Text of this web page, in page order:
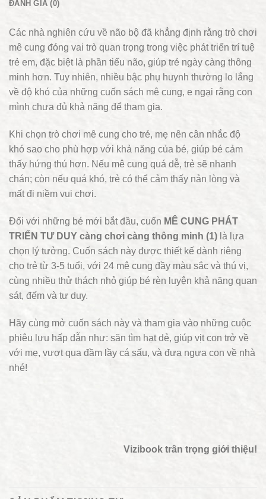
ĐÁNH GIÁ (0)
Các nhà nghiên cứu về não bộ đã khẳng định rằng trò chơi
mê cung đóng vai trò quan trọng trong việc phát triển trí tuệ
trẻ em, đặc biệt là phần tiểu não, giúp trẻ ngày càng thông
minh hơn. Tuy nhiên, nhiều bậc phụ huynh thường lo lắng
về độ khó của những cuốn sách mê cung, e ngại rằng con
mình chưa đủ khả năng để tham gia.
Khi chọn trò chơi mê cung cho trẻ, mẹ nên cân nhắc độ
khó sao cho phù hợp với khả năng của bé, giúp bé cảm
thấy hứng thú hơn. Nếu mê cung quá dễ, trẻ sẽ nhanh
chán; còn nếu quá khó, trẻ có thể cảm thấy nản lòng và
mất đi niềm vui chơi.
Đối với những bé mới bắt đầu, cuốn MÊ CUNG PHÁT
TRIỂN TƯ DUY càng chơi càng thông minh (1) là lựa
chọn lý tưởng. Cuốn sách này được thiết kế dành riêng
cho trẻ từ 3-5 tuổi, với 24 mê cung đầy màu sắc và thú vị,
cùng nhiều thử thách nhỏ giúp bé rèn luyện khả năng quan
sát, đếm và tư duy.
Hãy cùng mở cuốn sách này và tham gia vào những cuộc
phiêu lưu hấp dẫn như: săn tìm hạt dẻ, giúp vịt con trở về
với mẹ, vượt qua đầm lầy cá sấu, và đưa ngựa con về nhà
nhé!
Vizibook trân trọng giới thiệu!